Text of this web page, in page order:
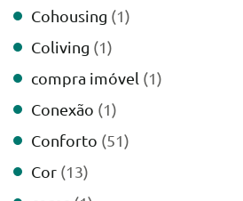
Cohousing (1)
Coliving (1)
compra imóvel (1)
Conexão (1)
Conforto (51)
Cor (13)